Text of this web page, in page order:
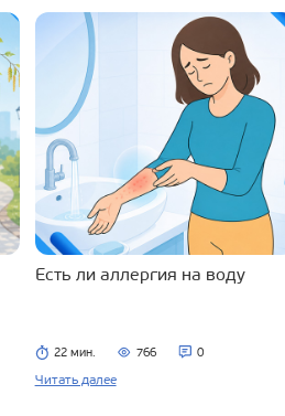
Есть ли аллергия на воду
22 мин. 766 0
Читать далее